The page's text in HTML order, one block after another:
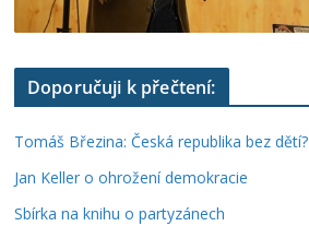
Doporučuji k přečtení:
Tomáš Březina: Česká republika bez dětí?
Jan Keller o ohrožení demokracie
Sbírka na knihu o partyzánech